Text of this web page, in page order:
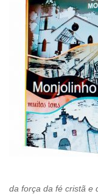
da força da fé cristã e